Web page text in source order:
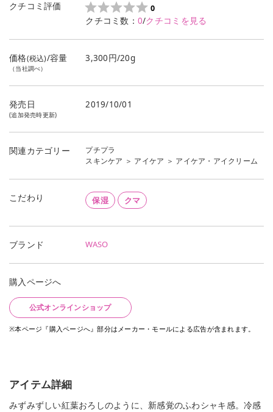
クチコミ評価 0
クチコミ数： 0/クチコミを見る
価格(税込)/容量
（当社調べ）
3,300円/20g
発売日
(追加発売時更新)
2019/10/01
関連カテゴリー
プチプラ
スキンケア ＞ アイケア ＞ アイケア・アイクリーム
こだわり 保湿 クマ
ブランド WASO
購入ページへ
公式オンラインショップ
※本ページ『購入ページへ』部分はメーカー・モールによる広告が含まれます。
アイテム詳細
みずみずしい紅葉おろしのように、新感覚のふわシャキ感。冷感